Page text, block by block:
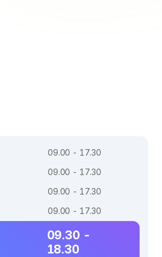
09.00 - 17.30
09.00 - 17.30
09.00 - 17.30
09.00 - 17.30
09.30 -
18.30